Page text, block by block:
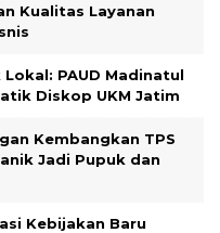
Kualitas Layanan
PAUD Madinatul
Diskop UKM Jatim
Kembangkan TPS
Jadi Pupuk dan
Kebijakan Baru